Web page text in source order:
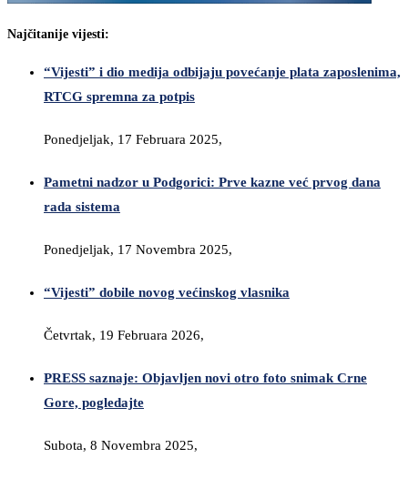
Najčitanije vijesti:
“Vijesti” i dio medija odbijaju povećanje plata zaposlenima,
RTCG spremna za potpis
Ponedjeljak, 17 Februara 2025,
Pametni nadzor u Podgorici: Prve kazne već prvog dana
rada sistema
Ponedjeljak, 17 Novembra 2025,
“Vijesti” dobile novog većinskog vlasnika
Četvrtak, 19 Februara 2026,
PRESS saznaje: Objavljen novi otro foto snimak Crne
Gore, pogledajte
Subota, 8 Novembra 2025,